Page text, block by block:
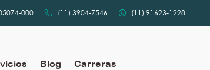
000 (11) 3904-7546 (11) 91623-1228
Blog Carreras